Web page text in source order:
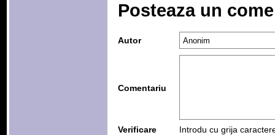
Posteaza un
Autor
Comentariu
Verificare Introdu cu grija